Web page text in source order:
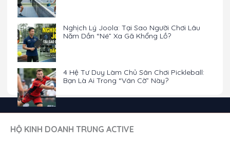
Nghịch Lý Joola: Tại Sao Người Chơi Lâu
Năm Dần “Né” Xa Gã Khổng Lồ?
4 Hệ Tư Duy Làm Chủ Sân Chơi Pickleball:
Bạn Là Ai Trong “Ván Cờ” Này?
HỘ KINH DOANH TRUNG ACTIVE